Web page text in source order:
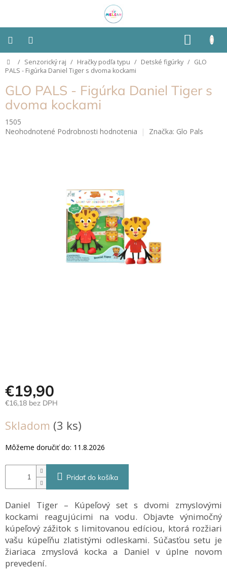
KOŠÍK
Montessori
Detská
izba
Senzorické
pomôcky
Domov
/ Senzorický raj / Hračky podľa typu / Detské figúrky / GLO
PALS - Figúrka Daniel Tiger s dvoma kockami
GLO PALS - Figúrka Daniel Tiger s
dvoma kockami
1505
Priemerné
Neohodnotené Podrobnosti hodnotenia Značka: Glo Pals
€19,90
€16,18 bez DPH
cena:
Skladom (3 ks)
Môžeme doručiť do: 11.8.2026
Pridať do košíka
Daniel Tiger – Kúpeľový set s dvomi zmyslovými
kockami reagujúcimi na vodu. Objavte výnimočný
kúpeľový zážitok s limitovanou edíciou, ktorá rozžiari
vašu kúpeľňu zlatistými odleskami. Súčasťou setu je
žiariaca zmyslová kocka a Daniel v úplne novom
prevedení.